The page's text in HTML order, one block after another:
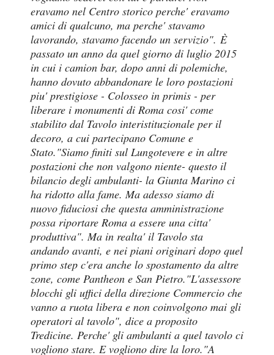
eravamo nel Centro storico perche' eravamo
amici di qualcuno, ma perche' stavamo
lavorando, stavamo facendo un servizio". È
passato un anno da quel giorno di luglio 2015
in cui i camion bar, dopo anni di polemiche,
hanno dovuto abbandonare le loro postazioni
piu' prestigiose - Colosseo in primis - per
liberare i monumenti di Roma cosi' come
stabilito dal Tavolo interistituzionale per il
decoro, a cui partecipano Comune e
Stato."Siamo finiti sul Lungotevere e in altre
postazioni che non valgono niente- questo il
bilancio degli ambulanti- la Giunta Marino ci
ha ridotto alla fame. Ma adesso siamo di
nuovo fiduciosi che questa amministrazione
possa riportare Roma a essere una citta'
produttiva". Ma in realta' il Tavolo sta
andando avanti, e nei piani originari dopo quel
primo step c'era anche lo spostamento da altre
zone, come Pantheon e San Pietro."L'assessore
blocchi gli uffici della direzione Commercio che
vanno a ruota libera e non coinvolgono mai gli
operatori al tavolo", dice a proposito
Tredicine. Perche' gli ambulanti a quel tavolo ci
vogliono stare. E vogliono dire la loro."A